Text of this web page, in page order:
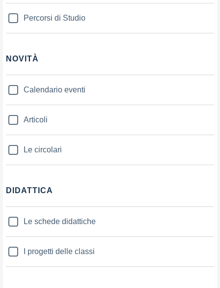
Percorsi di Studio
NOVITÀ
Calendario eventi
Articoli
Le circolari
DIDATTICA
Le schede didattiche
I progetti delle classi